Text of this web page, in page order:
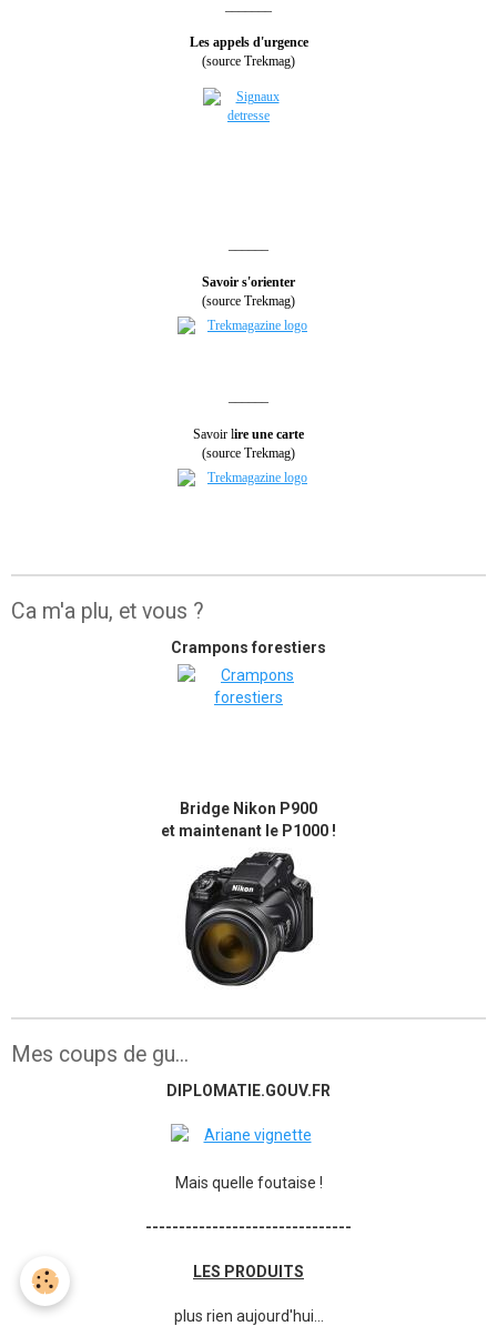
Les appels d'urgence
(source Trekmag)
Savoir s'orienter
(source Trekmag)
Savoir lire une carte
(source Trekmag)
Ca m'a plu, et vous ?
Crampons forestiers
Bridge Nikon P900
et maintenant le P1000 !
Mes coups de gu...
DIPLOMATIE.GOUV.FR
Mais quelle foutaise !
-------------------------------
LES PRODUITS
plus rien aujourd'hui...